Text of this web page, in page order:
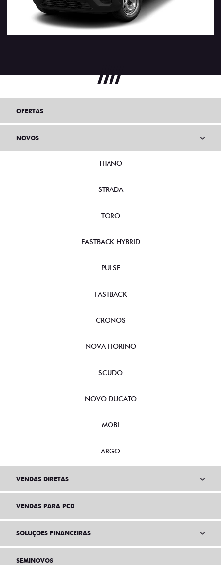
OFERTAS
NOVOS
TITANO
STRADA
TORO
FASTBACK HYBRID
PULSE
FASTBACK
CRONOS
NOVA FIORINO
SCUDO
NOVO DUCATO
MOBI
ARGO
VENDAS DIRETAS
VENDAS PARA PCD
SOLUÇÕES FINANCEIRAS
SEMINOVOS